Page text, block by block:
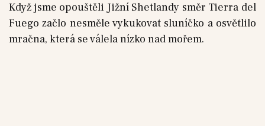
Když jsme opouštěli Jižní Shetlandy směr Tierra del
Fuego začlo nesměle vykukovat sluníčko a osvětlilo
mračna, která se válela nízko nad mořem.